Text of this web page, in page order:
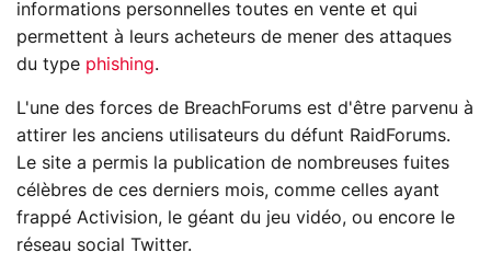
informations personnelles toutes en vente et qui
permettent à leurs acheteurs de mener des attaques
du type phishing.
L'une des forces de BreachForums est d'être parvenu à
attirer les anciens utilisateurs du défunt RaidForums.
Le site a permis la publication de nombreuses fuites
célèbres de ces derniers mois, comme celles ayant
frappé Activision, le géant du jeu vidéo, ou encore le
réseau social Twitter.